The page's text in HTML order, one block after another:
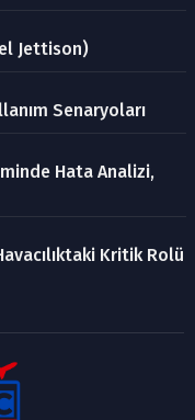
Jettison)
Senaryoları
Hata Analizi,
Kritik Rolü